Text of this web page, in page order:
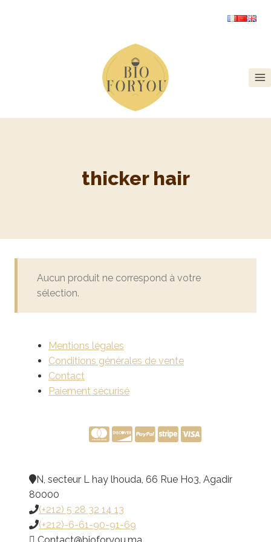
thicker hair
Aucun produit ne correspond à votre
sélection.
Mentions légales
Conditions générales de vente
Contact
Paiement sécurisé
N, secteur L hay lhouda, 66 Rue Ho3, Agadir
80000
(+212) 5 28 32 14 13
(+212)-6-61-90-91-69